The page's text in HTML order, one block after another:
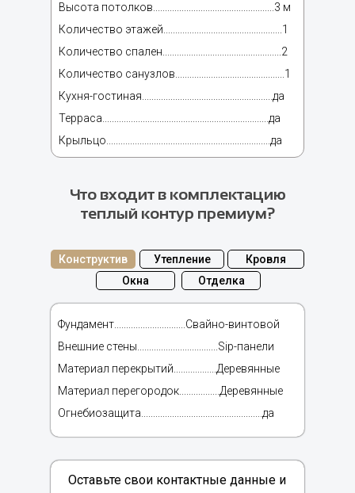
Высота потолков...................................................3 м
Количество этажей..................................................1
Количество спален..................................................2
Количество санузлов..............................................1
Кухня-гостиная.......................................................да
Терраса......................................................................да
Крыльцо.....................................................................да
Что входит в комплектацию
теплый контур премиум?
Конструктив Утепление
Кровля
Окна
Отделка
Фундамент..............................Свайно-винтовой
Внешние стены..................................Sip-панели
Материал перекрытий..................Деревянные
Материал перегородок.................Деревянные
Огнебиозащита...................................................да
Оставьте свои контактные данные и